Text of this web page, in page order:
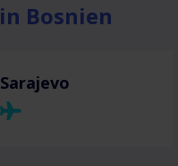
Bosnien
Sarajevo